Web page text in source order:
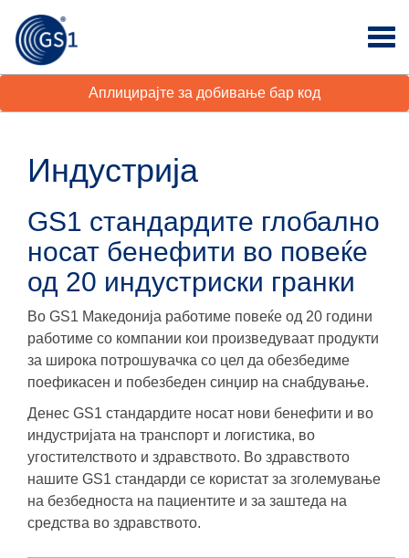
Аплицирајте за добивање бар код
Индустрија
GS1 стандардите глобално
носат бенефити во повеќе
од 20 индустриски гранки
Во GS1 Македонија работиме повеќе од 20 години
работиме со компании кои произведуваат продукти
за широка потрошувачка со цел да обезбедиме
поефикасен и побезбеден синџир на снабдување.
Денес GS1 стандардите носат нови бенефити и во
индустријата на транспорт и логистика, во
угостителството и здравството. Во здравството
нашите GS1 стандарди се користат за зголемување
на безбедноста на пациентите и за заштеда на
средства во здравството.